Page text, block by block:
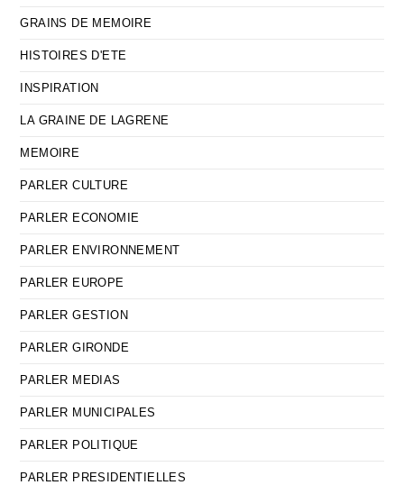
GRAINS DE MEMOIRE
HISTOIRES D'ETE
INSPIRATION
LA GRAINE DE LAGRENE
MEMOIRE
PARLER CULTURE
PARLER ECONOMIE
PARLER ENVIRONNEMENT
PARLER EUROPE
PARLER GESTION
PARLER GIRONDE
PARLER MEDIAS
PARLER MUNICIPALES
PARLER POLITIQUE
PARLER PRESIDENTIELLES